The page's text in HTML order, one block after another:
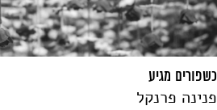
כשפורים מגיע
פנינה פרנקל